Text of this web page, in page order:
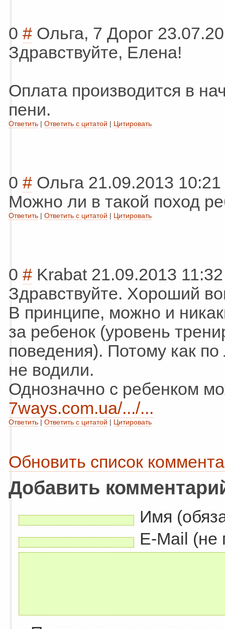
0 # Ольга, 7 Дорог
Здравствуйте, Елена!
Оплата производится в
пени.
Ответить | Ответить с цитатой | Цитировать
0 # Ольга 21.09.2013 10:21
Можно ли в такой поход
Ответить | Ответить с цитатой | Цитировать
0 # Krabat 21.09.2013 11:32
Здравствуйте. Хороший
В принципе, можно и
за ребенок (уровень
поведения). Потому как
не водили.
Однозначно с ребенком
7ways.com.ua/.../...
Ответить | Ответить с цитатой | Цитировать
Обновить список
Добавить
Имя
E-Mail (не